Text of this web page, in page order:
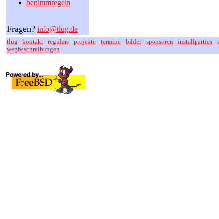
benimmregeln
Fragen? info@tlug.de
tlug - kontakt - regulars - projekte - termine - bilder- sponsoren - installparties -
wegbeschreibungen